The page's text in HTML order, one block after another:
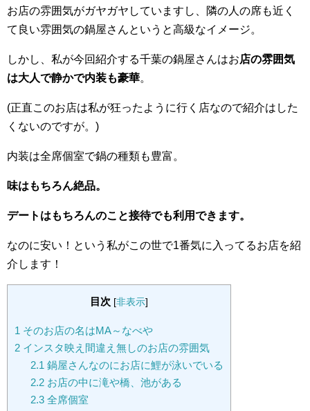
お店の雰囲気がガヤガヤしていますし、隣の人の席も近く
て良い雰囲気の鍋屋さんというと高級なイメージ。
しかし、私が今回紹介する千葉の鍋屋さんはお店の雰囲気
は大人で静かで内装も豪華。
(正直このお店は私が狂ったように行く店なので紹介はした
くないのですが。)
内装は全席個室で鍋の種類も豊富。
味はもちろん絶品。
デートはもちろんのこと接待でも利用できます。
なのに安い！という私がこの世で1番気に入ってるお店を紹
介します！
目次 [非表示]
1 そのお店の名はMA～なべや
2 インスタ映え間違え無しのお店の雰囲気
2.1 鍋屋さんなのにお店に鯉が泳いでいる
2.2お店の中に滝や橋、池がある
2.3全席個室